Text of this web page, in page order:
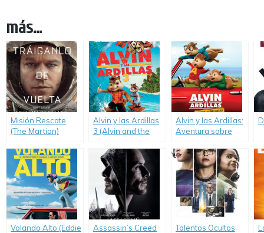
más...
Misión Rescate
(The Martian)
Alvin y las Ardillas
3 (Alvin and the
Chipwrecked)
Alvin y las Ardillas:
Aventura sobre
the Chipmunks: The
Road Chip)
Volando Alto (Eddie
Assassin’s Creed
Talentos Ocultos